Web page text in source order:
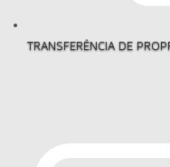
TRANSFERÊNCIA DE